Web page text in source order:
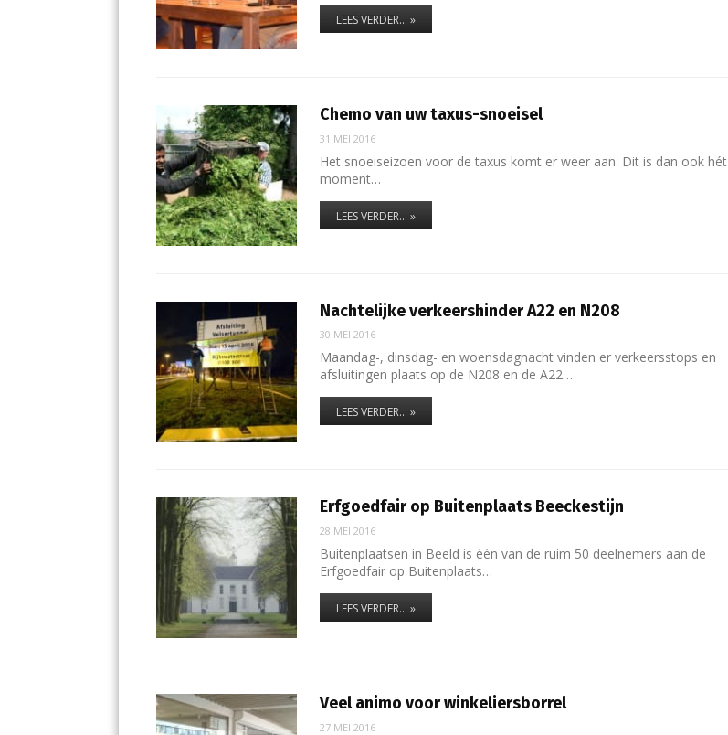
LEES VERDER... »
Chemo van uw taxus-snoeisel
31 MEI 2016
Het snoeiseizoen voor de taxus komt er weer aan. Dit is dan ook hét
moment…
LEES VERDER... »
Nachtelijke verkeershinder A22 en N208
30 MEI 2016
Maandag-, dinsdag- en woensdagnacht vinden er verkeersstops en
afsluitingen plaats op de N208 en de A22…
LEES VERDER... »
Erfgoedfair op Buitenplaats Beeckestijn
28 MEI 2016
Buitenplaatsen in Beeld is één van de ruim 50 deelnemers aan de
Erfgoedfair op Buitenplaats…
LEES VERDER... »
Veel animo voor winkeliersborrel
27 MEI 2016